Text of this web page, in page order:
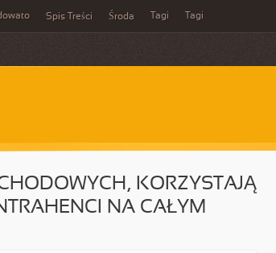
Spis Treści Środa Tagi Tagi
KORZYSTAJĄ
NA CAŁYM